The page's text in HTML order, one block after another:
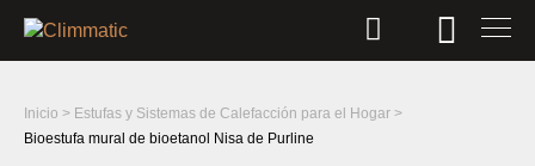
Inicio > Estufas y Sistemas de Calefacción para el Hogar >
Bioestufa mural de bioetanol Nisa de Purline